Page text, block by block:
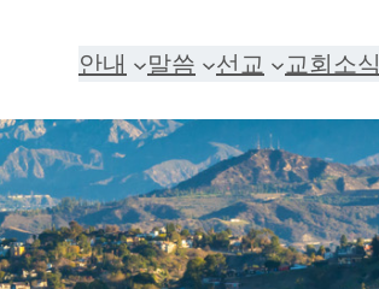
안내 말씀 선교 교회소식